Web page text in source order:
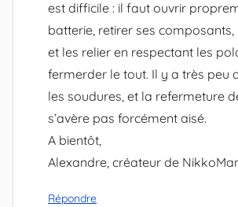
est difficile : il faut ouvrir
batterie, retirer ses
et les relier en respectant les
fermerder le tout. Il y a très peu
les soudures, et la refermeture
s’avère pas forcément aisé.
A bientôt,
Alexandre, créateur de
Répondre